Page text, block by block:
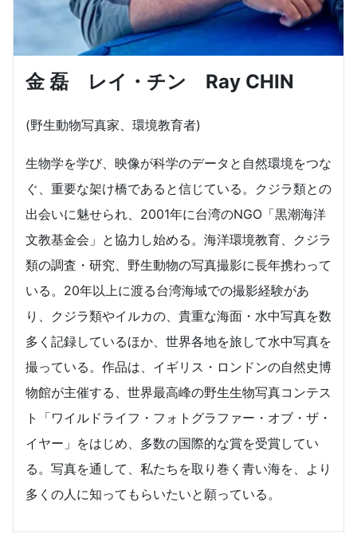
金 磊 レイ・チン Ray CHIN
(野生動物写真家、環境教育者)
生物学を学び、映像が科学のデータと自然環境をつな
ぐ、重要な架け橋であると信じている。クジラ類との
出会いに魅せられ、2001年に台湾のNGO「黒潮海洋
文教基金会」と協力し始める。海洋環境教育、クジラ
類の調査・研究、野生動物の写真撮影に長年携わって
いる。20年以上に渡る台湾海域での撮影経験があ
り、クジラ類やイルカの、貴重な海面・水中写真を数
多く記録しているほか、世界各地を旅して水中写真を
撮っている。作品は、イギリス・ロンドンの自然史博
物館が主催する、世界最高峰の野生生物写真コンテス
ト「ワイルドライフ・フォトグラファー・オブ・ザ・
イヤー」をはじめ、多数の国際的な賞を受賞してい
る。写真を通して、私たちを取り巻く青い海を、より
多くの人に知ってもらいたいと願っている。